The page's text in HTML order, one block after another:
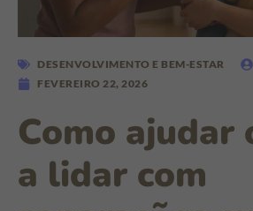
DESENVOLVIMENTO E BEM-ESTAR
FEVEREIRO 22, 2026
Como ajudar
a lidar com